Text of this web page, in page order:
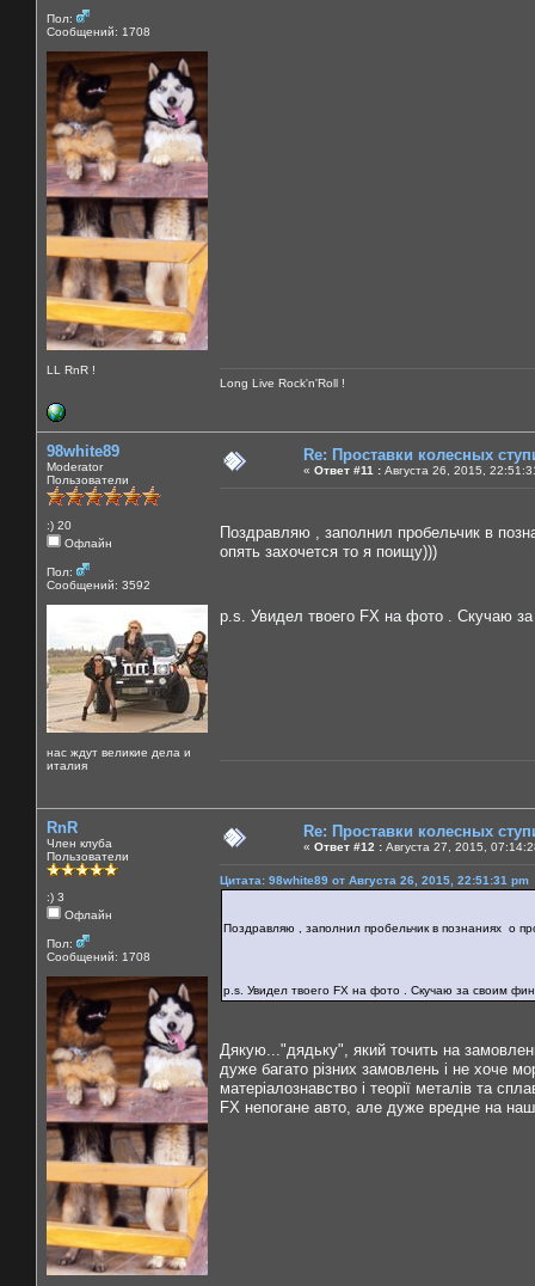
Пол:
Сообщений: 1708
LL RnR !
Long Live Rock'n'Roll !
98white89
Moderator
Пользователи
:) 20
Офлайн
Пол:
Сообщений: 3592
нас ждут великие дела и
италия
Re: Проставки колесных
« Ответ #11 : Августа 26, 2015,
Поздравляю , заполнил пробельчик в
опять захочется то я поищу)))
p.s. Увидел твоего FX на фото . Скучаю
RnR
Член клуба
Пользователи
:) 3
Офлайн
Пол:
Сообщений: 1708
Re: Проставки колесных
« Ответ #12 : Августа 27, 2015,
Цитата: 98white89 от Августа 26, 2015, 22:51:31 pm
Поздравляю , заполнил пробельчик в познаниях о
p.s. Увидел твоего FX на фото . Скучаю за своим
Дякую..."дядьку", який точить на
дуже багато різних замовлень і не хоче
матеріалознавство і теорії металів та
FX непогане авто, але дуже вредне на